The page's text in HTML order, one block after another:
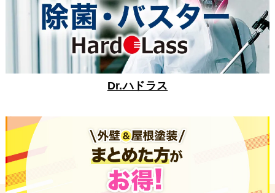
Dr.ハドラス